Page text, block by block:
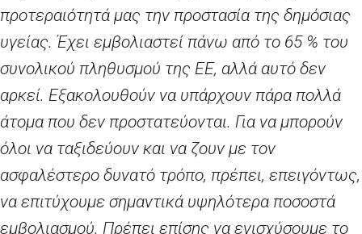
προτεραιότητά μας την προστασία της δημόσιας
υγείας. Έχει εμβολιαστεί πάνω από το 65 % του
συνολικού πληθυσμού της ΕΕ, αλλά αυτό δεν
αρκεί. Εξακολουθούν να υπάρχουν πάρα πολλά
άτομα που δεν προστατεύονται. Για να μπορούν
όλοι να ταξιδεύουν και να ζουν με τον
ασφαλέστερο δυνατό τρόπο, πρέπει, επειγόντως,
να επιτύχουμε σημαντικά υψηλότερα ποσοστά
εμβολιασμού. Πρέπει επίσης να ενισχύσουμε το